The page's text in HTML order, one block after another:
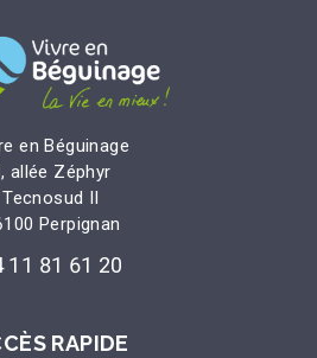
en Béguinage
allée Zéphyr
Tecnosud II
Perpignan
11 81 61 20
RAPIDE